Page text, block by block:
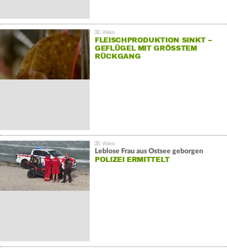
FLEISCHPRODUKTION SINKT –
GEFLÜGEL MIT GRÖSSTEM R
ÜCKGANG
Leblose Frau aus Ostsee geborgen
POLIZEI ERMITTELT